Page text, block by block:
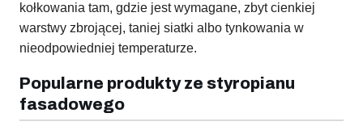
kołkowania tam, gdzie jest wymagane, zbyt cienkiej
warstwy zbrojącej, taniej siatki albo tynkowania w
nieodpowiedniej temperaturze.
Popularne produkty ze styropianu
fasadowego